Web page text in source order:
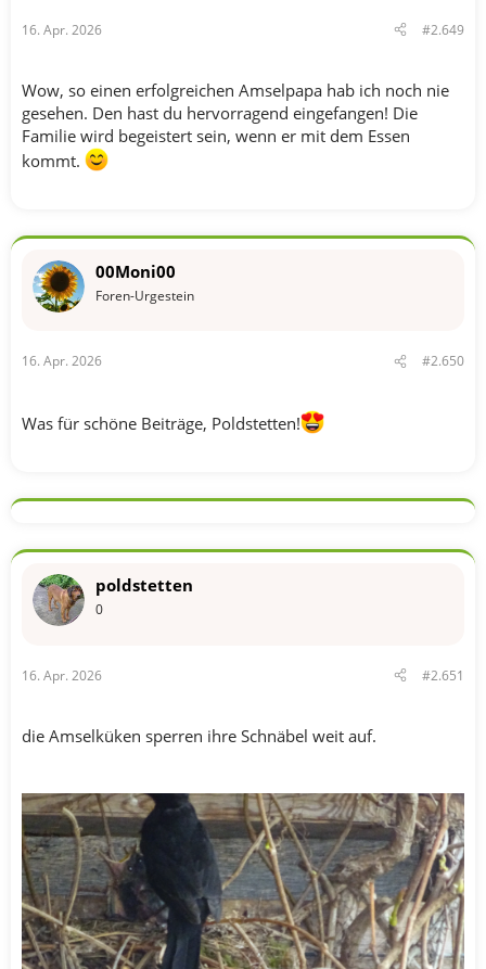
:
16. Apr. 2026 #2.649
Wow, so einen erfolgreichen Amselpapa hab ich noch nie
gesehen. Den hast du hervorragend eingefangen! Die
Familie wird begeistert sein, wenn er mit dem Essen
kommt.
00Moni00
Foren-Urgestein
16. Apr. 2026 #2.650
Was für schöne Beiträge, Poldstetten!
poldstetten
0
16. Apr. 2026 #2.651
die Amselküken sperren ihre Schnäbel weit auf.